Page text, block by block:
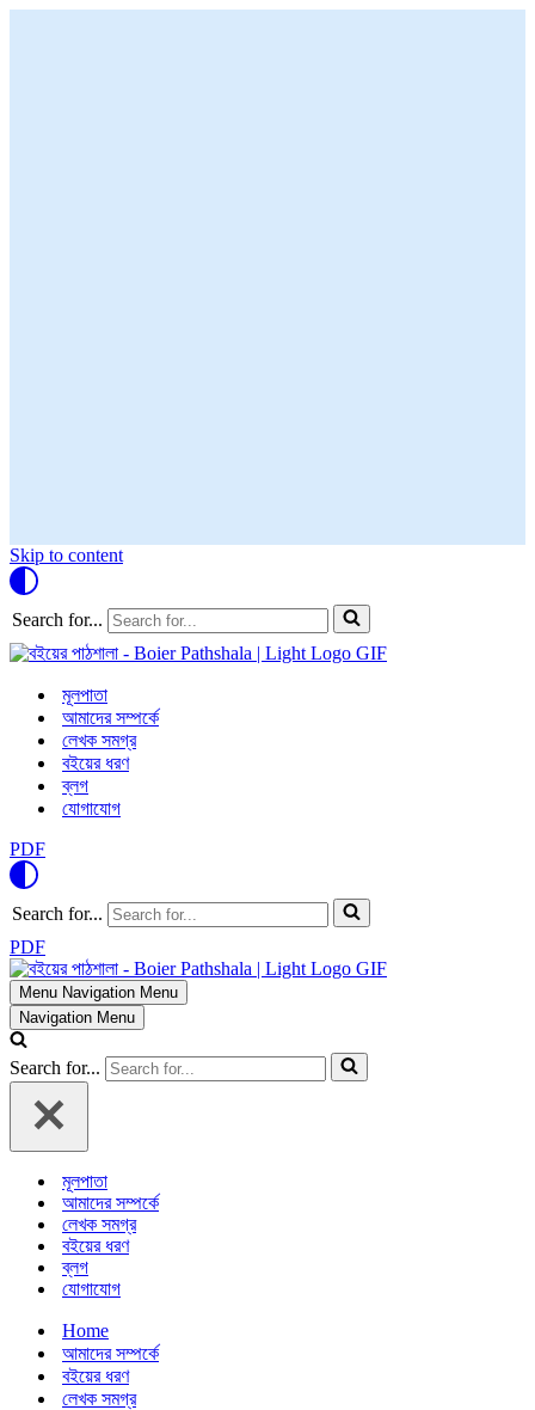
Skip to content
Search for...
মূলপাতা
আমাদের সম্পর্কে
লেখক সমগ্র
বইয়ের ধরণ
ব্লগ
যোগাযোগ
PDF
Search for...
PDF
Menu Navigation Menu
Navigation Menu
Search for...
মূলপাতা
আমাদের সম্পর্কে
লেখক সমগ্র
বইয়ের ধরণ
ব্লগ
যোগাযোগ
Home
আমাদের সম্পর্কে
বইয়ের ধরণ
লেখক সমগ্র